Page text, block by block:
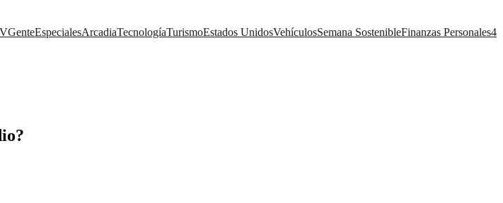
GenteEspecialesArcadiaTecnologíaTurismoEstados UnidosVehículosSemana SostenibleFinanzas Personales4